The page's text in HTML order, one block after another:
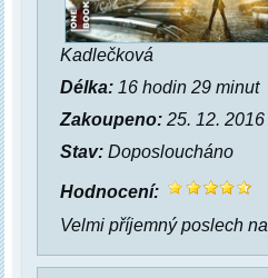
Kadlečková
Délka: 16 hodin 29 minut
Zakoupeno: 25. 12. 2016
Stav: Doposloucháno
Hodnocení:
Velmi příjemný poslech